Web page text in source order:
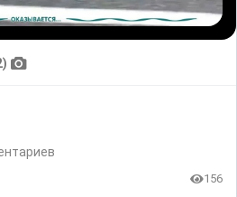
156